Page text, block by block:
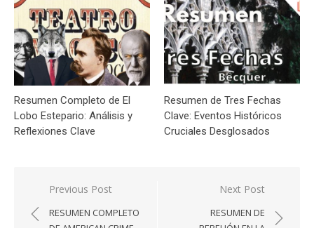
Resumen Completo de El
Lobo Estepario: Análisis y
Reflexiones Clave
Resumen de Tres Fechas
Clave: Eventos Históricos
Cruciales Desglosados
Navegación
de
Previous Post
RESUMEN COMPLETO
Next Post
RESUMEN DE